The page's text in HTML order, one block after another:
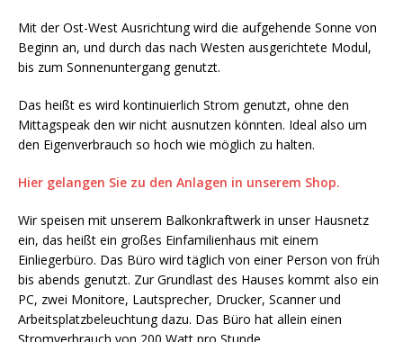
Mit der Ost-West Ausrichtung wird die aufgehende Sonne von
Beginn an, und durch das nach Westen ausgerichtete Modul,
bis zum Sonnenuntergang genutzt.
Das heißt es wird kontinuierlich Strom genutzt, ohne den
Mittagspeak den wir nicht ausnutzen könnten. Ideal also um
den Eigenverbrauch so hoch wie möglich zu halten.
Hier gelangen Sie zu den Anlagen in unserem Shop.
Wir speisen mit unserem Balkonkraftwerk in unser Hausnetz
ein, das heißt ein großes Einfamilienhaus mit einem
Einliegerbüro. Das Büro wird täglich von einer Person von früh
bis abends genutzt. Zur Grundlast des Hauses kommt also ein
PC, zwei Monitore, Lautsprecher, Drucker, Scanner und
Arbeitsplatzbeleuchtung dazu. Das Büro hat allein einen